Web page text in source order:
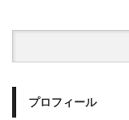
プロフィール